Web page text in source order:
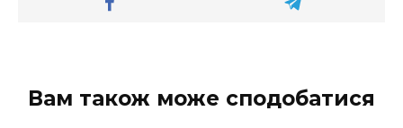
Вам також може сподобатися